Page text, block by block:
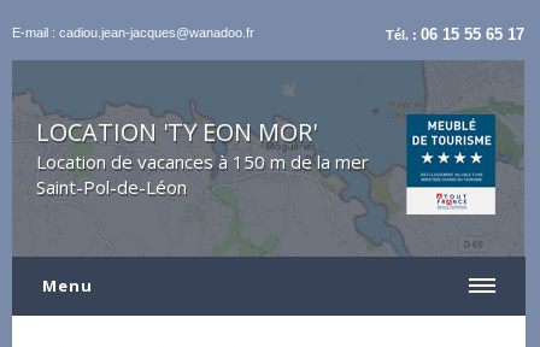
E-mail : cadiou.jean-jacques@wanadoo.fr Tél. :06 15 55 65 17
LOCATION 'TY EON MOR'
Location de vacances à 150 m de la mer
Saint-Pol-de-Léon
Menu